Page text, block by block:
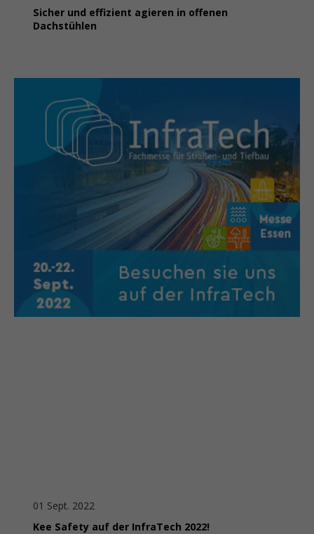
Sicher und effizient agieren in offenen
Dachstühlen
01 Sept. 2022
Kee Safety auf der InfraTech 2022!